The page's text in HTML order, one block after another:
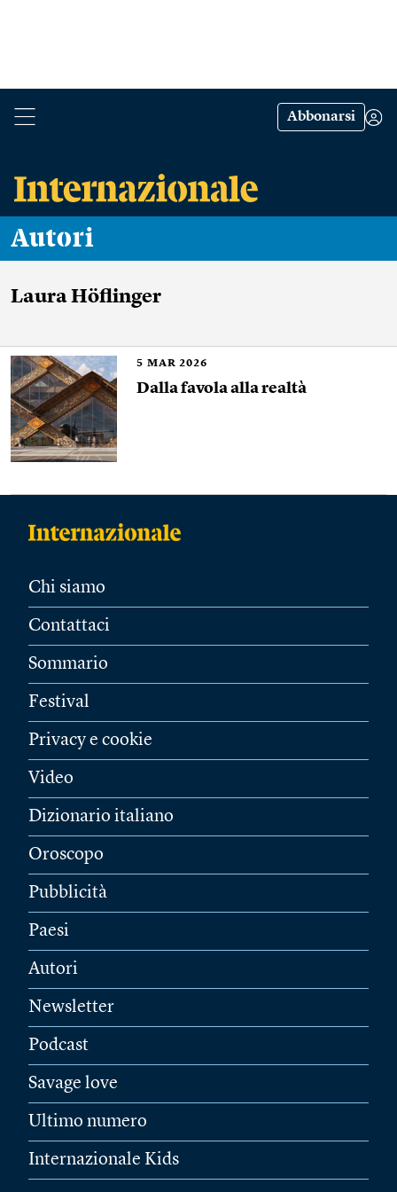
Abbonarsi
Autori
Laura Höflinger
5 MAR 2026
Dalla favola alla realtà
Chi siamo
Contattaci
Sommario
Festival
Privacy e cookie
Video
Dizionario italiano
Oroscopo
Pubblicità
Paesi
Autori
Newsletter
Podcast
Savage love
Ultimo numero
Internazionale Kids